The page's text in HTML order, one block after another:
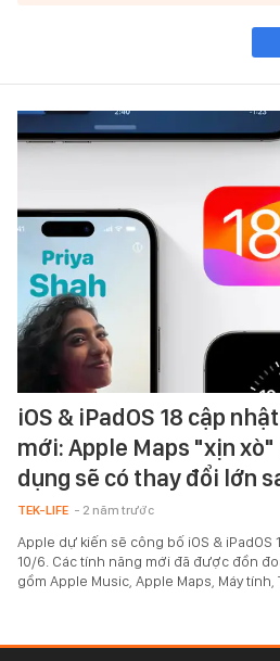
iOS & iPadOS 18 cập
mới: Apple Maps "xịn
dụng sẽ có thay đổi lớn
TEK-LIFE - 2 năm trước
Apple dự kiến ​​​​sẽ công bố iOS & iPadOS
10/6. Các tính năng mới đã được đồn
gồm Apple Music, Apple Maps, Máy tính,